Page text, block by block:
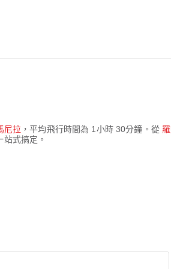
尼拉 ，平均飛行時間為 1小時 30分鐘 。從
式搞定。